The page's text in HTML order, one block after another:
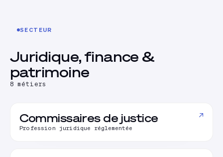
SECTEUR
Juridique, finance &
patrimoine
8 métiers
Commissaires de justice
Profession juridique réglementée
↗